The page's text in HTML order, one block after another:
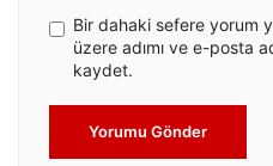
Bir dahaki sefere yorum
üzere adımı ve e-posta
kaydet.
Yorumu Gönder